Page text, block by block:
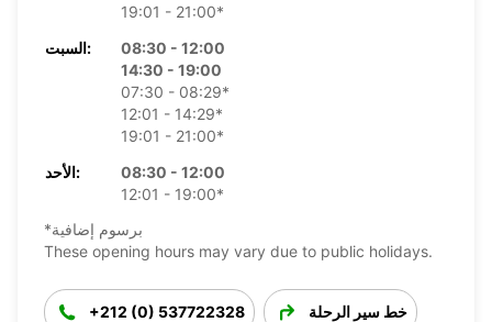
19:01 - 21:00*
السبت:
08:30 - 12:00
14:30 - 19:00
07:30 - 08:29*
12:01 - 14:29*
19:01 - 21:00*
الأحد:
08:30 - 12:00
12:01 - 19:00*
*برسوم إضافية
These opening hours may vary due to public holidays.
+212 (0) 537722328 خط سير الرحلة